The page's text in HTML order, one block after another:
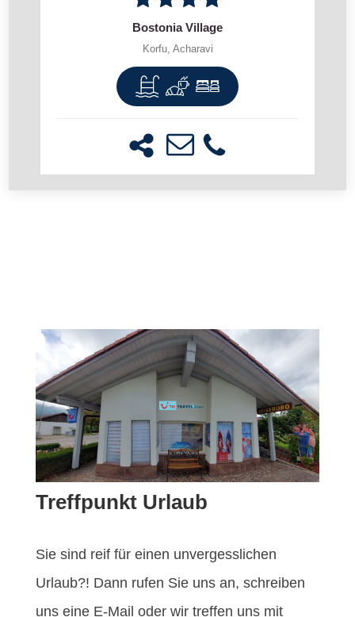
Bostonia Village
Korfu, Acharavi
Treffpunkt Urlaub
Sie sind reif für einen unvergesslichen
Urlaub?! Dann rufen Sie uns an, schreiben
uns eine E-Mail oder wir treffen uns mit